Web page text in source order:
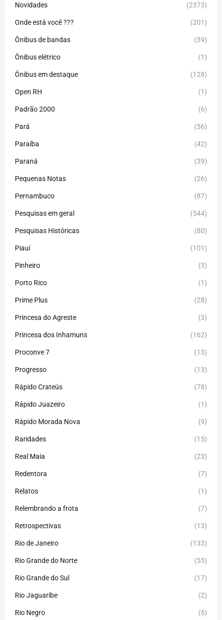
Novidades (2373)
Onde está você ??? (201)
Ônibus de bandas (39)
Ônibus elétrico (1)
Ônibus em destaque (128)
Open RH (1)
Padrão 2000 (6)
Pará (56)
Paraíba (42)
Paraná (39)
Pequenas Notas (26)
Pernambuco (87)
Pesquisas em geral (544)
Pesquisas Históricas (80)
Piauí (101)
Pinheiro (3)
Porto Rico (1)
Prime Plus (28)
Princesa do Agreste (3)
Princesa dos Inhamuns (162)
Proconve 7 (13)
Progresso (13)
Rápido Crateús (78)
Rápido Juazeiro (1)
Rápido Morada Nova (9)
Raridades (15)
Real Maia (23)
Redentora (7)
Relatos (1)
Relembrando a frota (7)
Retrospectivas (13)
Rio de Janeiro (133)
Rio Grande do Norte (55)
Rio Grande do Sul (17)
Rio Jaguaribe (2)
Rio Negro (5)